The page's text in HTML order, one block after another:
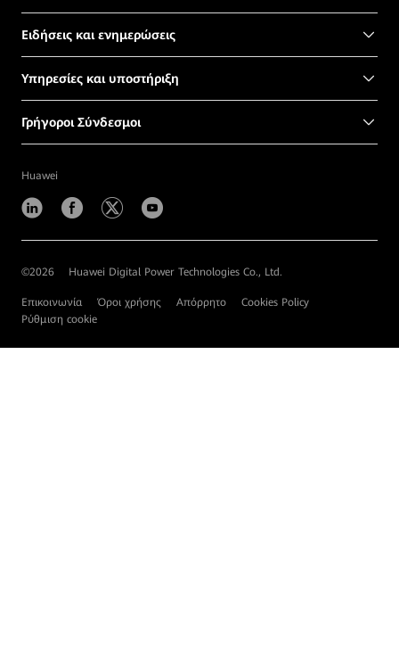
Ειδήσεις και ενημερώσεις
Υπηρεσίες και υποστήριξη
Γρήγοροι Σύνδεσμοι
Huawei
©2026 Huawei Digital Power Technologies Co., Ltd.
Επικοινωνία Όροι χρήσης Απόρρητο
Cookies Policy
Ρύθμιση cookie